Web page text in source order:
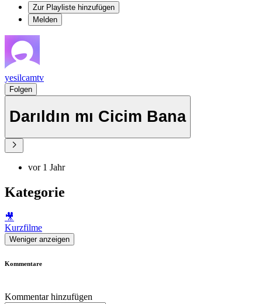
Zur Playliste hinzufügen
Melden
yesilcamtv
Folgen
Darıldın mı Cicim Bana
vor 1 Jahr
Kategorie
🎥
Kurzfilme
Weniger anzeigen
Kommentare
Kommentar hinzufügen